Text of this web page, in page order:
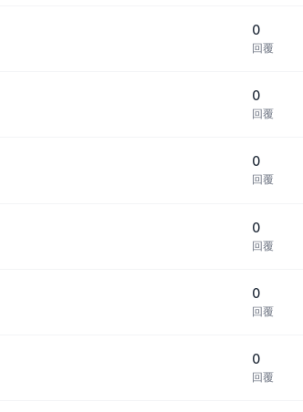
0
回覆
0
回覆
0
回覆
0
回覆
0
回覆
0
回覆